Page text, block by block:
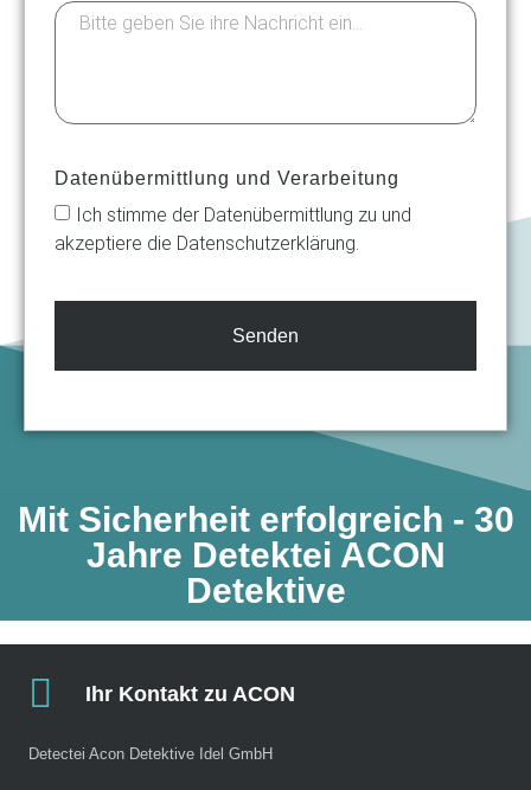
Datenübermittlung und Verarbeitung
Ich stimme der Datenübermittlung zu und
akzeptiere die Datenschutzerklärung.
Senden
Mit Sicherheit erfolgreich - 30
Jahre Detektei ACON
Detektive​
Ihr Kontakt zu ACON
Detectei Acon Detektive Idel GmbH